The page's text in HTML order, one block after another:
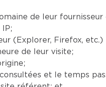
de leur fournisseur
IP;
(Explorer, Firefox,
de leur visite;
et le temps